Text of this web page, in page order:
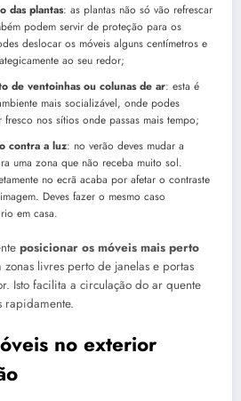
das plantas: as plantas não só vão refrescar
podem servir de proteção para os
deslocar os móveis alguns centímetros e
ao seu redor;
de ventoinhas ou colunas de ar: esta é
mais socializável, onde podes
nos sítios onde passas mais tempo;
contra a luz: no verão deves mudar a
uma zona que não receba muito sol.
no ecrã acaba por afetar o contraste
Deves fazer o mesmo caso
em casa.
posicionar os móveis mais perto
zonas livres perto de janelas e portas
Isto facilita a circulação do ar quente
rapidamente.
no exterior